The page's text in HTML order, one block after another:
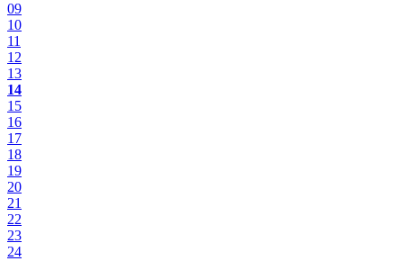
09
10
11
12
13
14
15
16
17
18
19
20
21
22
23
24